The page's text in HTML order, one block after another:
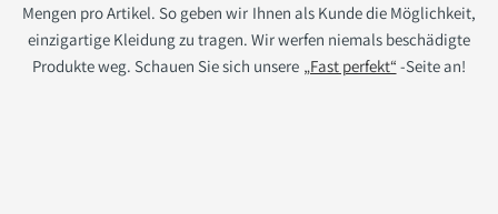
Mengen pro Artikel. So geben wir Ihnen als Kunde die Möglichkeit,
einzigartige Kleidung zu tragen. Wir werfen niemals beschädigte
Produkte weg. Schauen Sie sich unsere „Fast perfekt“ -Seite an!